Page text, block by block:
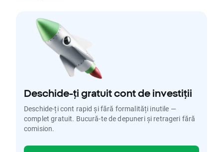
Deschide-ți gratuit cont de investiții
Deschide-ți cont rapid și fără formalități inutile —
complet gratuit. Bucură-te de depuneri și retrageri fără
comision.